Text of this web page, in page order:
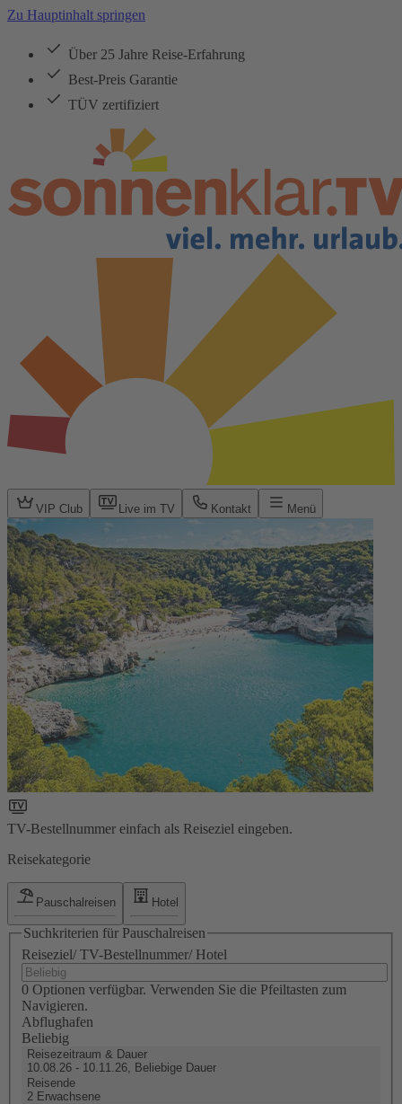
Zu Hauptinhalt springen
Über 25 Jahre Reise-Erfahrung
Best-Preis Garantie
TÜV zertifiziert
VIP Club Live im TV Kontakt Menü
TV-Bestellnummer einfach als Reiseziel eingeben.
Reisekategorie
Pauschalreisen Hotel
Suchkriterien für Pauschalreisen
Reiseziel/ TV-Bestellnummer/ Hotel
0 Optionen verfügbar. Verwenden Sie die Pfeiltasten zum
Navigieren.
Abflughafen
Beliebig
Reisezeitraum & Dauer
10.08.26 - 10.11.26, Beliebige Dauer
Reisende
2 Erwachsene